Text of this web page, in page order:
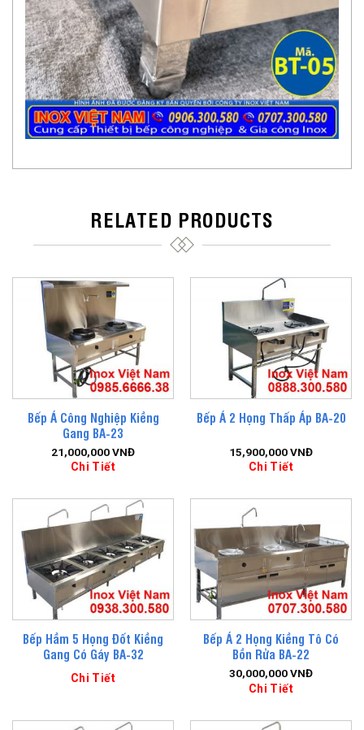
RELATED PRODUCTS
Bếp Á Công Nghiệp Kiềng
Gang BA-23
21,000,000VNĐ
Chi Tiết
Bếp Á 2 Họng Thấp Áp BA-20
15,900,000VNĐ
Chi Tiết
Bếp Hầm 5 Họng Đốt Kiềng
Gang Có Gáy BA-32
Chi Tiết
Bếp Á 2 Họng Kiềng Tô Có
Bồn Rửa BA-22
30,000,000VNĐ
Chi Tiết